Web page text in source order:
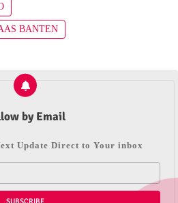
BANTEN
by Email
Update Direct to Your inbox